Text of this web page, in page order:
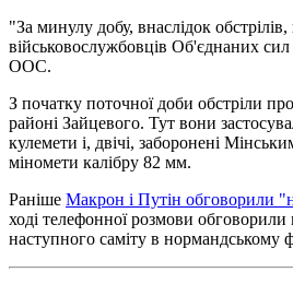
"За минулу добу, внаслідок обстрілів,
військовослужбовців Об'єднаних
ООС.
З початку поточної доби обстріли
районі Зайцевого. Тут вони
кулемети і, двічі, заборонені
міномети калібру 82 мм.
Раніше Макрон і Путін обговорили
ході телефонної розмови
наступного саміту в нормандському